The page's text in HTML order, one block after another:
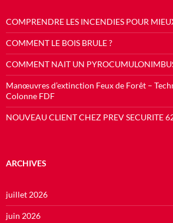
COMPRENDRE LES INCENDIES POUR
COMMENT LE BOIS BRULE ?
COMMENT NAIT UN
Manœuvres d’extinction Feux de Forêt –
Colonne FDF
NOUVEAU CLIENT CHEZ PREV SECURITE
ARCHIVES
juillet 2026
juin 2026